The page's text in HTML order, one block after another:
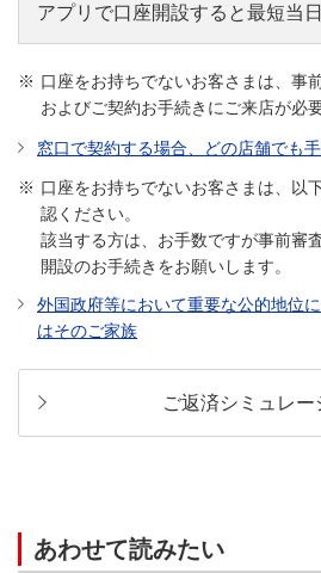
アプリで口座開設すると最短当
口座をお持ちでないお客さまは、事
およびご契約お手続きにご来店が必要
窓口で契約する場合、どの店舗でも
口座をお持ちでないお客さまは、以
認ください。
該当する方は、お手数ですが事前審
開設のお手続きをお願いします。
外国政府等において重要な公的地位
はそのご家族
ご返済シミュレー
あわせて読みたい